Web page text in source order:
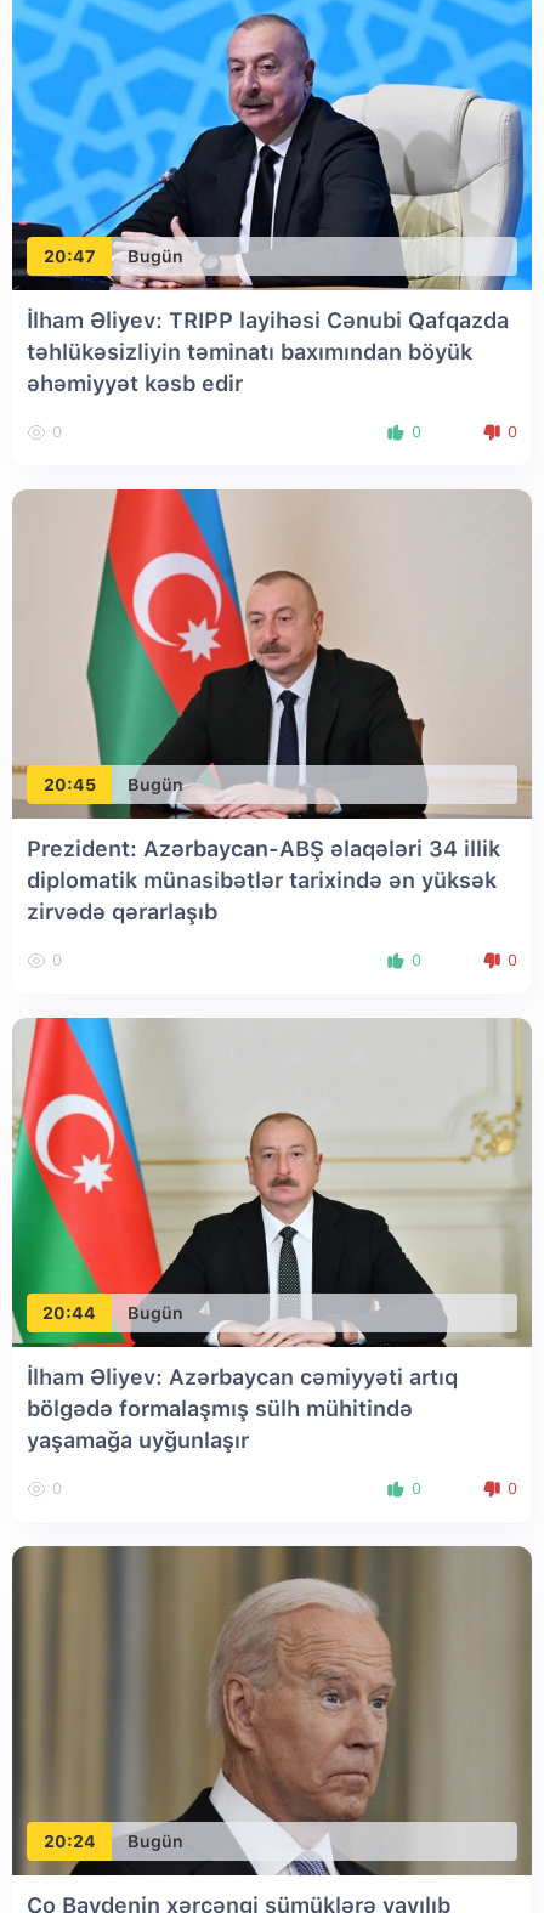
20:47 Bugün
İlham Əliyev: TRIPP layihəsi Cənubi Qafqazda
təhlükəsizliyin təminatı baxımından böyük
əhəmiyyət kəsb edir
0 0 0
20:45 Bugün
Prezident: Azərbaycan-ABŞ əlaqələri 34 illik
diplomatik münasibətlər tarixində ən yüksək
zirvədə qərarlaşıb
0 0 0
20:44 Bugün
İlham Əliyev: Azərbaycan cəmiyyəti artıq
bölgədə formalaşmış sülh mühitində
yaşamağa uyğunlaşır
0 0 0
20:24 Bugün
Co Baydenin xərçəngi sümüklərə yayılıb